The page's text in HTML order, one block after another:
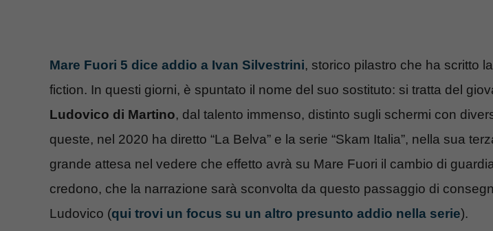
Mare Fuori 5 dice addio a Ivan Silvestrini, storico pilastro che ha scritto
fiction. In questi giorni, è spuntato il nome del suo sostituto: si tratta del
Ludovico di Martino, dal talento immenso, distinto sugli schermi con
queste, nel 2020 ha diretto “La Belva” e la serie “Skam Italia”, nella sua
grande attesa nel vedere che effetto avrà su Mare Fuori il cambio di
credono, che la narrazione sarà sconvolta da questo passaggio di
Ludovico (qui trovi un focus su un altro presunto addio nella serie).